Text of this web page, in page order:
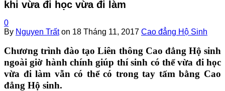
khi vừa đi học vừa đi làm
0
By Nguyen Trất on 18 Tháng 11, 2017 Cao đẳng Hộ Sinh
Chương trình đào tạo Liên thông Cao đẳng Hộ sinh
ngoài giờ hành chính giúp thí sinh có thể vừa đi học
vừa đi làm vẫn có thể có trong tay tấm bằng Cao
đẳng Hộ sinh.